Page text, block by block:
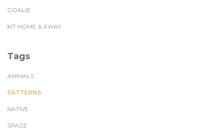
GOALIE
KIT HOME & AWAY
Tags
ANIMALS
PATTERNS
NATIVE
SPACE